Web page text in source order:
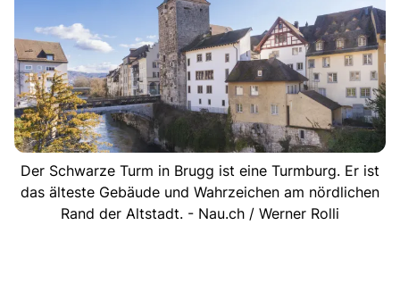
Der Schwarze Turm in Brugg ist eine Turmburg. Er ist
das älteste Gebäude und Wahrzeichen am nördlichen
Rand der Altstadt. - Nau.ch / Werner Rolli